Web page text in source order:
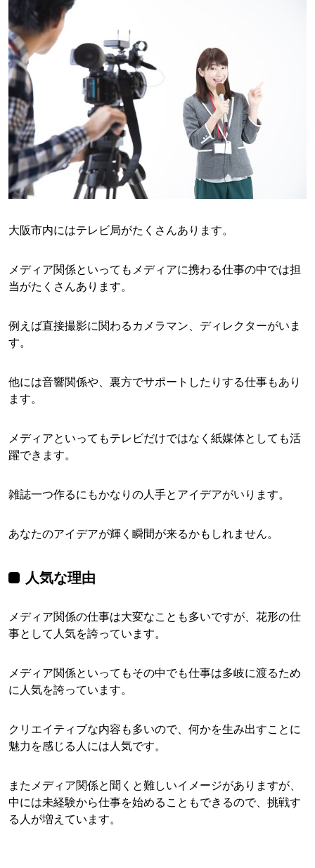
大阪市内にはテレビ局がたくさんあります。
メディア関係といってもメディアに携わる仕事の中では担
当がたくさんあります。
例えば直接撮影に関わるカメラマン、ディレクターがいま
す。
他には音響関係や、裏方でサポートしたりする仕事もあり
ます。
メディアといってもテレビだけではなく紙媒体としても活
躍できます。
雑誌一つ作るにもかなりの人手とアイデアがいります。
あなたのアイデアが輝く瞬間が来るかもしれません。
人気な理由
メディア関係の仕事は大変なことも多いですが、花形の仕
事として人気を誇っています。
メディア関係といってもその中でも仕事は多岐に渡るため
に人気を誇っています。
クリエイティブな内容も多いので、何かを生み出すことに
魅力を感じる人には人気です。
またメディア関係と聞くと難しいイメージがありますが、
中には未経験から仕事を始めることもできるので、挑戦す
る人が増えています。